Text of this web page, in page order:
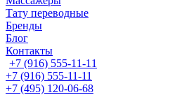
Тату переводные
Бренды
Блог
Контакты
+7 (916) 555-11-11
+7 (916) 555-11-11
+7 (495) 120-06-68